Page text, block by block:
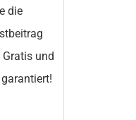
die
und